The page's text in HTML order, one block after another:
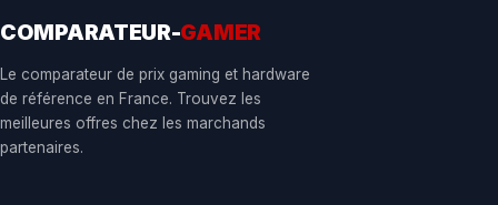
COMPARATEUR-GAMER
Le comparateur de prix gaming et hardware
de référence en France. Trouvez les
meilleures offres chez les marchands
partenaires.